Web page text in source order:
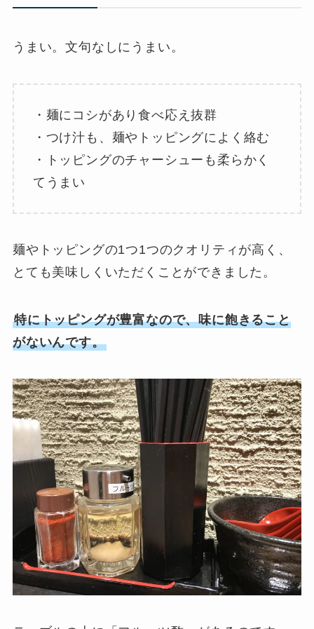
うまい。文句なしにうまい。
・麺にコシがあり食べ応え抜群
・つけ汁も、麺やトッピングによく絡む
・トッピングのチャーシューも柔らかく
てうまい
麺やトッピングの1つ1つのクオリティが高く、
とても美味しくいただくことができました。
特にトッピングが豊富なので、味に飽きること
がないんです。